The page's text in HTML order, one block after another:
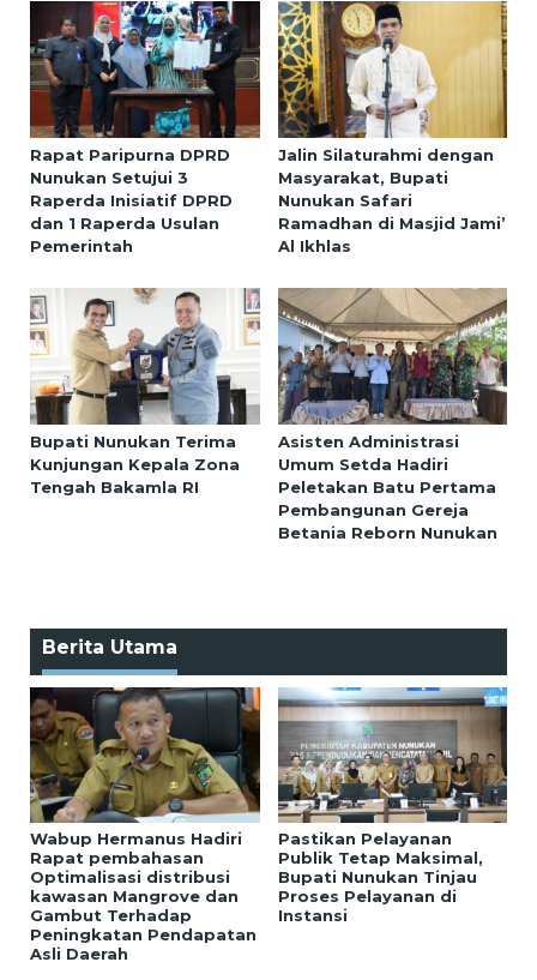
Rapat Paripurna DPRD
Nunukan Setujui 3
Raperda Inisiatif DPRD
dan 1 Raperda Usulan
Pemerintah
Jalin Silaturahmi dengan
Masyarakat, Bupati
Nunukan Safari
Ramadhan di Masjid Jami’
Al Ikhlas
Bupati Nunukan Terima
Kunjungan Kepala Zona
Tengah Bakamla RI
Asisten Administrasi
Umum Setda Hadiri
Peletakan Batu Pertama
Pembangunan Gereja
Betania Reborn Nunukan
Berita Utama
Wabup Hermanus Hadiri
Rapat pembahasan
Optimalisasi distribusi
kawasan Mangrove dan
Gambut Terhadap
Peningkatan Pendapatan
Asli Daerah
Pastikan Pelayanan
Publik Tetap Maksimal,
Bupati Nunukan Tinjau
Proses Pelayanan di
Instansi